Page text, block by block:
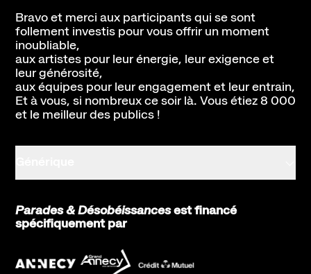
Bravo et merci aux participants qui se sont
follement investis pour vous offrir un moment
inoubliable,
aux artistes pour leur énergie, leur exigence et
leur générosité,
aux équipes pour leur engagement et leur entrain,
Et à vous, si nombreux ce soir là. Vous étiez 8 000
et le meilleur des publics !
Parades & Désobéissancesest financé
spécifiquement par